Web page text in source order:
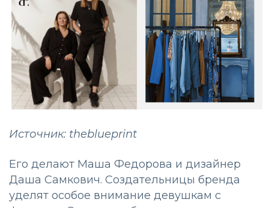
Источник: theblueprint
Его делают Маша Федорова и дизайнер
Даша Самкович. Создательницы бренда
уделят особое внимание девушкам с